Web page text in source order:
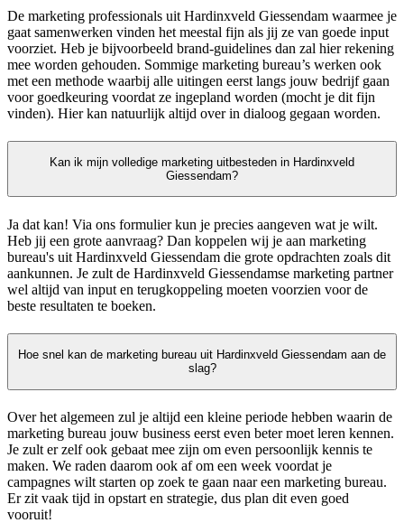
De marketing professionals uit Hardinxveld Giessendam waarmee je
gaat samenwerken vinden het meestal fijn als jij ze van goede input
voorziet. Heb je bijvoorbeeld brand-guidelines dan zal hier rekening
mee worden gehouden. Sommige marketing bureau’s werken ook
met een methode waarbij alle uitingen eerst langs jouw bedrijf gaan
voor goedkeuring voordat ze ingepland worden (mocht je dit fijn
vinden). Hier kan natuurlijk altijd over in dialoog gegaan worden.
Kan ik mijn volledige marketing uitbesteden in Hardinxveld
Giessendam?
Ja dat kan! Via ons formulier kun je precies aangeven wat je wilt.
Heb jij een grote aanvraag? Dan koppelen wij je aan marketing
bureau's uit Hardinxveld Giessendam die grote opdrachten zoals dit
aankunnen. Je zult de Hardinxveld Giessendamse marketing partner
wel altijd van input en terugkoppeling moeten voorzien voor de
beste resultaten te boeken.
Hoe snel kan de marketing bureau uit Hardinxveld Giessendam aan de
slag?
Over het algemeen zul je altijd een kleine periode hebben waarin de
marketing bureau jouw business eerst even beter moet leren kennen.
Je zult er zelf ook gebaat mee zijn om even persoonlijk kennis te
maken. We raden daarom ook af om een week voordat je
campagnes wilt starten op zoek te gaan naar een marketing bureau.
Er zit vaak tijd in opstart en strategie, dus plan dit even goed
vooruit!